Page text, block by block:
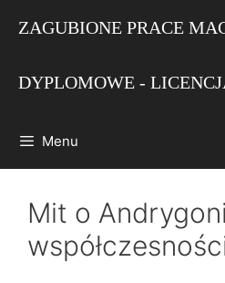
ZAGUBIONE PRACE
DYPLOMOWE -
Menu
Mit o